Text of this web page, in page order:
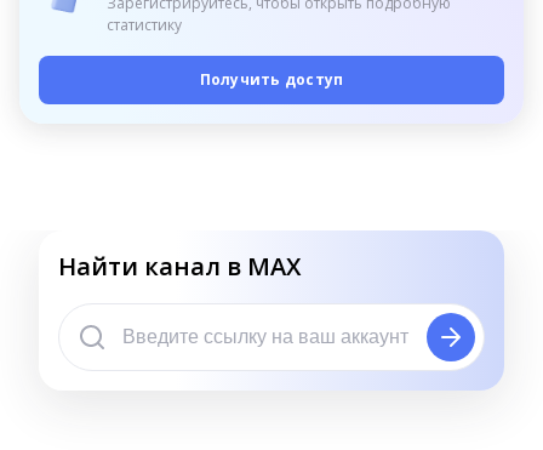
статистику
Получить доступ
Найти канал в MAX